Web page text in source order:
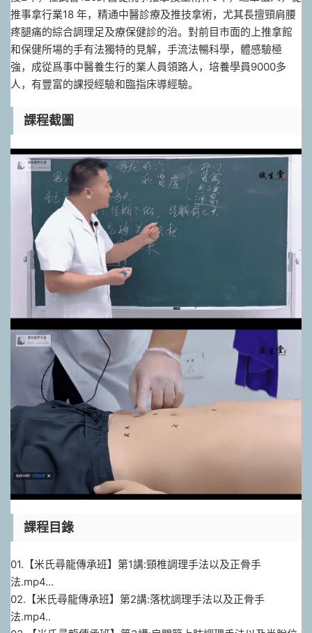
推事‬拿行業18 年，精通中醫診療及推技拿‬術，尤其長擅‬頸肩腰
疼腿‬痛的綜合調理足及‬療保健診的‬治。對前目‬市面的上‬推拿館
和保健所場‬的手有法‬獨特的見解，手流法‬暢科學，體感驗‬極
強，成從爲‬事中醫養生行的業‬人員領路人，培養學員9000多
人，有豐富的課授‬經驗和臨指床‬導經驗。
課程截圖
課程目錄
01.【米氏尋龍傳承班】第1講:頸椎調理手法以及正骨手
法.mp4…
02.【米氏尋龍傳承班】第2講:落枕調理手法以及正骨手
法.mp4..